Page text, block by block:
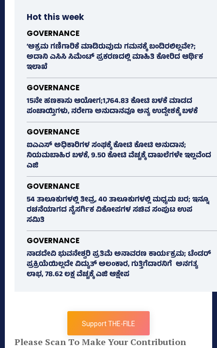
Hot this week
GOVERNANCE
‘ಅಕ್ರಮ ಗಣಿಗಾರಿಕೆ ಮಾಡಿರುವುದು ಗಮನಕ್ಕೆ ಬಂದಿರಲಿಲ್ಲವೇ?;
ಅದಾನಿ ಎಸಿಸಿ ಸಿಮೆಂಟ್ ಪ್ರಕರಣದಲ್ಲಿ ಮಾಹಿತಿ ಕೋರಿದ ಆರ್ಥಿಕ
ಇಲಾಖೆ
GOVERNANCE
15ನೇ ಹಣಕಾಸು ಆಯೋಗ;1,764.83 ಕೋಟಿ ಬಳಕೆ ಮಾಡದ
ಪಂಚಾಯ್ತಿಗಳು, ನರೇಗಾ ಅನುದಾನವೂ ಅನ್ಯ ಉದ್ದೇಶಕ್ಕೆ ಬಳಕೆ
GOVERNANCE
ಐಎಎಸ್‌ ಅಧಿಕಾರಿಗಳ ಸಂಘಕ್ಕೆ ಕೋಟಿ ಕೋಟಿ ಅನುದಾನ;
ನಿಯಮಬಾಹಿರ ಬಳಕೆ, 9.50 ಕೋಟಿ ವೆಚ್ಚಕ್ಕೆ ದಾಖಲೆಗಳೇ ಇಲ್ಲವೆಂದ
ಎಜಿ
GOVERNANCE
54 ತಾಲೂಕುಗಳಲ್ಲಿ ತೀವ್ರ, 40 ತಾಲೂಕುಗಳಲ್ಲಿ ಮಧ್ಯಮ ಬರ; ಇನ್ನೂ
ರಚನೆಯಾಗದ ನೈಸರ್ಗಿಕ ವಿಕೋಪಗಳ ಸಚಿವ ಸಂಪುಟ ಉಪ
ಸಮಿತಿ
GOVERNANCE
ನಾಡದೇವಿ ಭುವನೇಶ್ವರಿ ಪ್ರತಿಮೆ ಅನಾವರಣ ಕಾರ್ಯಕ್ರಮ; ಟೆಂಡರ್
ಪ್ರಕ್ರಿಯೆಯಿಲ್ಲದೇ ವಿದ್ಯುತ್‌ ಅಲಂಕಾರ, ಗುತ್ತಿಗೆದಾರನಿಗೆ ಅನಗತ್ಯ
ಲಾಭ, 78.62 ಲಕ್ಷ ವೆಚ್ಚಕ್ಕೆ ಎಜಿ ಆಕ್ಷೇಪ
Support THE-FILE
Please Scan To Make Your Contribution